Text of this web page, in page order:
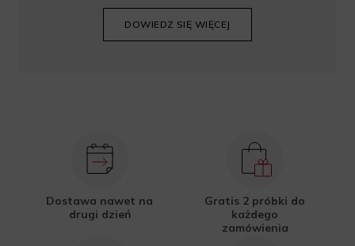
DOWIEDZ SIĘ WIĘCEJ
Dostawa nawet na
drugi dzień
Gratis 2 próbki do
każdego
zamówienia